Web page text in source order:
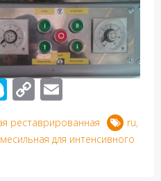
Skype
Copy
реставрированная ru,
для интенсивного